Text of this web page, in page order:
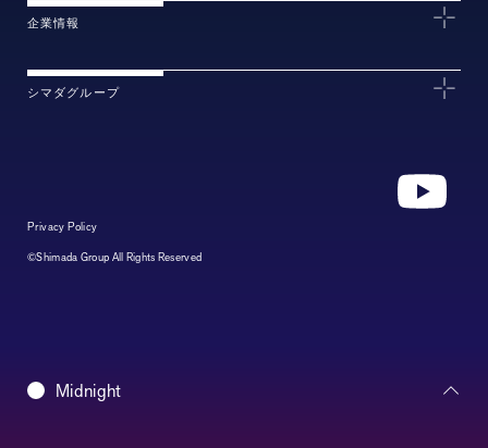
Daybreak
Midnight
企業情報
シマダグループ
Privacy Policy
©Shimada Group All Rights Reserved